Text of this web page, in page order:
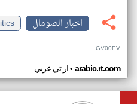
اخبار الصومال
GV00EV
ار تي عربي• arabic.rt.com